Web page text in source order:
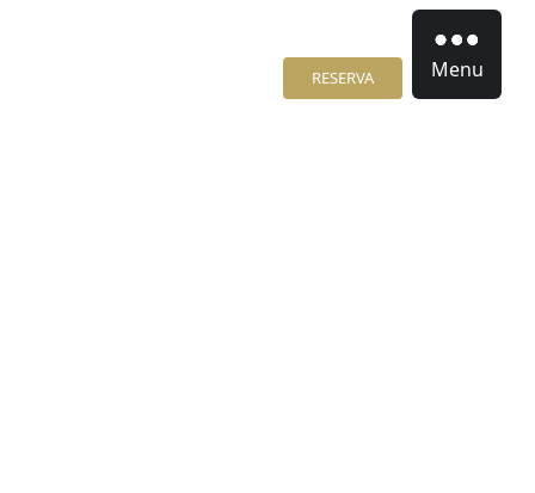
RESERVA Menu